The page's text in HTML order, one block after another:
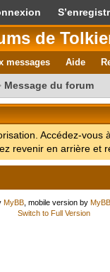
de
messages Aide
Message du forum
Accédez-vous
revenir en arrière et
MyBB, mobile version by
Switch to Full Version